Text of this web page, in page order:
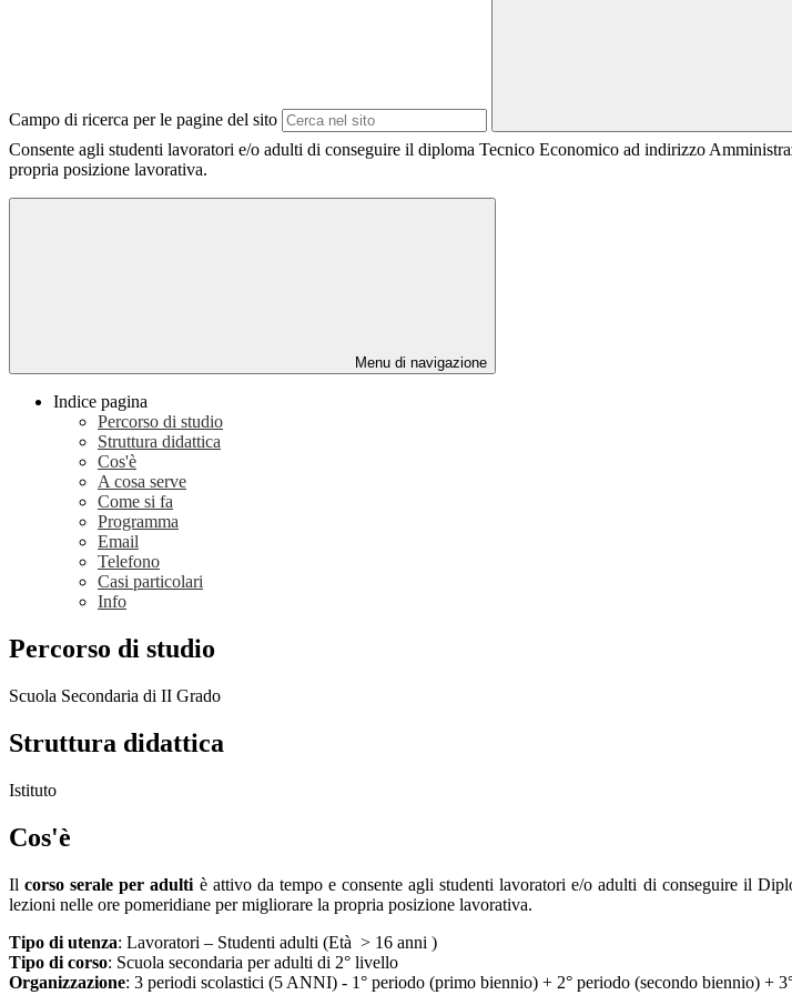
Campo di ricerca per le pagine del sito
Consente agli studenti lavoratori e/o adulti di conseguire il diploma Tecnico Economico ad indirizzo
propria posizione lavorativa.
Menu di navigazione
Indice pagina
Percorso di studio
Struttura didattica
Cos'è
A cosa serve
Come si fa
Programma
Email
Telefono
Casi particolari
Info
Percorso di studio
Scuola Secondaria di II Grado
Struttura didattica
Istituto
Cos'è
Ilcorso serale per adulti è attivo da tempo e consente agli studenti lavoratori e/o adulti di conseguire il
lezioni nelle ore pomeridiane per migliorare la propria posizione lavorativa.
Tipo di utenza: Lavoratori – Studenti adulti (Età > 16 anni )
Tipo di corso: Scuola secondaria per adulti di 2° livello
Organizzazione: 3 periodi scolastici (5 ANNI) - 1° periodo (primo biennio) + 2° periodo (secondo biennio) +